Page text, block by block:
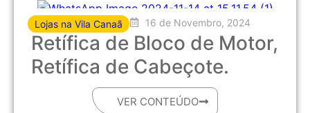
Lojas na Vila Canaã 16 de Novembro, 2024
Retífica de Bloco de Motor,
Retífica de Cabeçote.
VER CONTEÚDO